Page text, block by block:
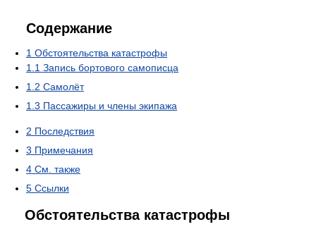
Содержание
1 Обстоятельства катастрофы
1.1 Запись бортового самописца
1.2 Самолёт
1.3 Пассажиры и члены экипажа
2 Последствия
3 Примечания
4 См. также
5 Ссылки
Обстоятельства катастрофы